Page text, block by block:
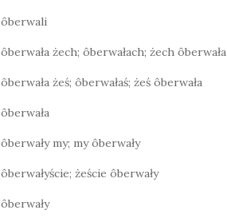
ôberwali
ôberwała żech; ôberwałach; żech ôberwała
ôberwała żeś; ôberwałaś; żeś ôberwała
ôberwała
ôberwały my; my ôberwały
ôberwałyście; żeście ôberwały
ôberwały